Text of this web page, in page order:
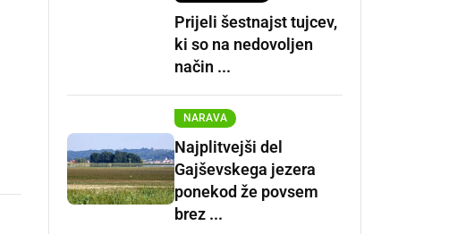
Prijeli šestnajst tujcev,
ki so na nedovoljen
način ...
NARAVA
Najplitvejši del
Gajševskega jezera
ponekod že povsem
brez ...